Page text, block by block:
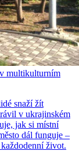
multikulturním
snaží žít
v ukrajinském
jak si místní
dál funguje –
život.